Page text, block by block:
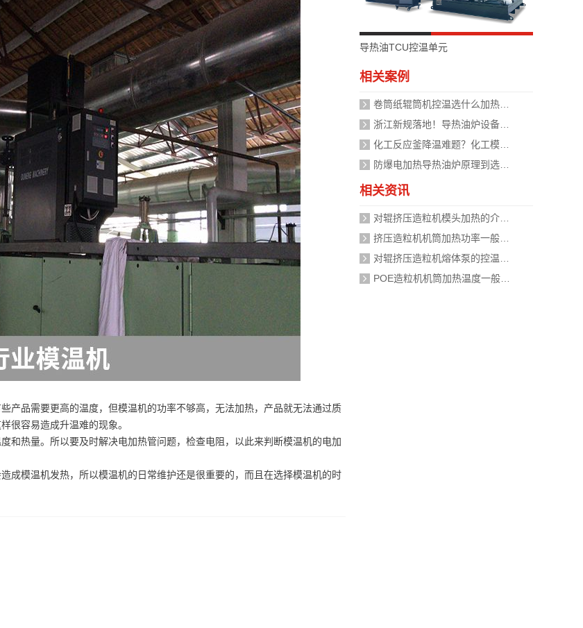
产品需要更高的温度，但模温机的功率不够高，无法加热，产品就无法通过质
很容易造成升温难的现象。
和热量。所以要及时解决电加热管问题，检查电阻，以此来判断模温机的电加
成模温机发热，所以模温机的日常维护还是很重要的，而且在选择模温机的时
导热油TCU控温单元
相关案例
相关资讯